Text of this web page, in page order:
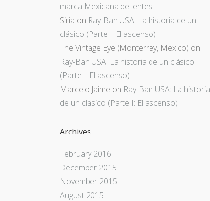
marca Mexicana de lentes
Siria on Ray-Ban USA: La historia de un
clásico (Parte I: El ascenso)
The Vintage Eye (Monterrey, Mexico) on
Ray-Ban USA: La historia de un clásico
(Parte I: El ascenso)
Marcelo Jaime on Ray-Ban USA: La historia
de un clásico (Parte I: El ascenso)
Archives
February 2016
December 2015
November 2015
August 2015